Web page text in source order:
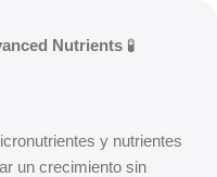
Nutrients 🧪
y nutrientes
un crecimiento sin